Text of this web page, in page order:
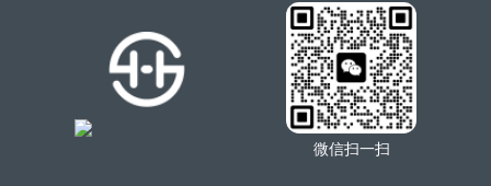
微信扫一扫